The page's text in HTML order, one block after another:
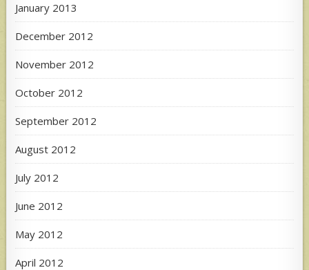
January 2013
December 2012
November 2012
October 2012
September 2012
August 2012
July 2012
June 2012
May 2012
April 2012